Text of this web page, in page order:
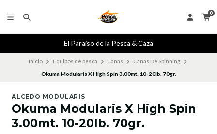
0
El Paraiso de la Pesca & Caza
Inicio Equipos de pesca Cañas
Cañas De Spinning
Okuma Modularis X High Spin 3.00mt. 10-20lb. 70gr.
ALCEDO MODULARIS
Okuma Modularis X High Spin
3.00mt. 10-20lb. 70gr.